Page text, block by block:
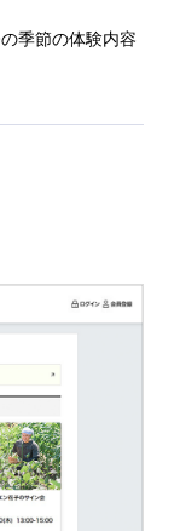
季節の体験内容